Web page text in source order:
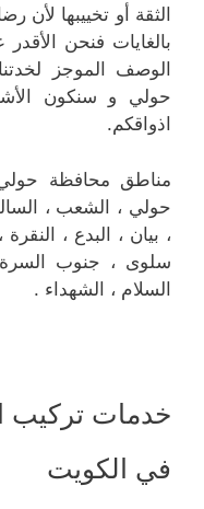
الثقة أو تخييبها لأن
بالغايات فنحن
الوصف الموجز
حولي و سنكون
اذواقكم.
مناطق محافظة
حولي ، الشعب ،
، بيان ، البدع ،
سلوى ، جنوب السرة
السلام ، الشهداء .
خدمات تركيب
في الكويت